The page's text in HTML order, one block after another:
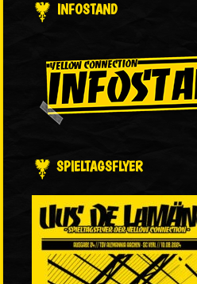
INFOSTAND
SPIELTAGSFLYER